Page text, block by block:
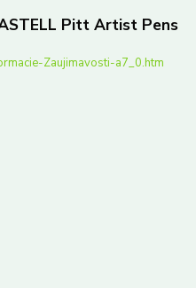
Pitt Artist Pens
Zaujimavosti-a7_0.htm